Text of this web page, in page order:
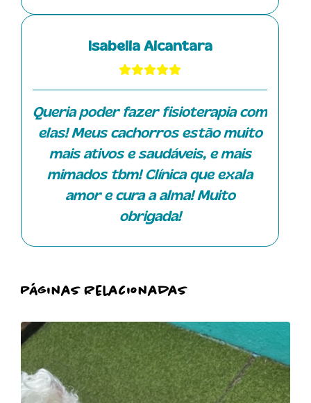
técnico. Sua dedicação e paciência
em esclarecer as dúvidas dos
tutores fazem toda a diferença no
atendimento.
Isabella Alcantara
Queria poder fazer fisioterapia com
elas! Meus cachorros estão muito
mais ativos e saudáveis, e mais
mimados tbm! Clínica que exala
amor e cura a alma! Muito
obrigada!
Páginas Relacionadas